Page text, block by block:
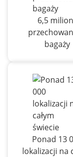
6,5
bagaży
Ponad 13
lokalizacji na